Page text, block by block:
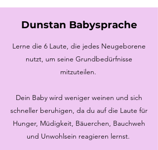
Dunstan Babysprache
Lerne die 6 Laute, die jedes Neugeborene
nutzt, um seine Grundbedürfnisse
mitzuteilen.
Dein Baby wird weniger weinen und sich
schneller beruhigen, da du auf die Laute für
Hunger, Müdigkeit, Bäuerchen, Bauchweh
und Unwohlsein reagieren lernst.